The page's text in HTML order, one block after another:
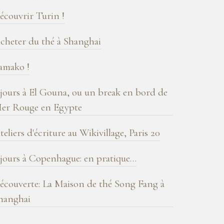
Turin !
du thé à Shanghai
!
à El Gouna, ou un break en bord de
Rouge en Egypte
d'écriture au Wikivillage, Paris 20
à Copenhague: en pratique…
La Maison de thé Song Fang à